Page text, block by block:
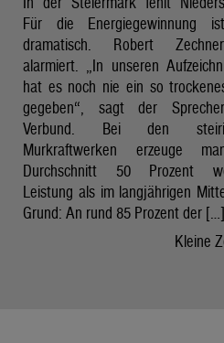
Für die Energiegewinnung
dramatisch. Robert
alarmiert. „In unseren
hat es noch nie ein so
gegeben“, sagt der
Verbund. Bei den
Murkraftwerken erzeuge
Durchschnitt 50 Prozent
Leistung als im langjährigen
Grund: An rund 85 Prozent der […]
Kleine